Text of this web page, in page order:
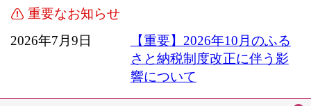
重要なお知らせ
2026年7月9日
【重要】2026年10月のふる
さと納税制度改正に伴う影
響について